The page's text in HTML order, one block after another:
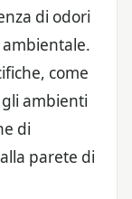
di odori
come
ambienti
di
parete di